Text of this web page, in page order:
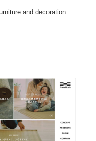
and decoration